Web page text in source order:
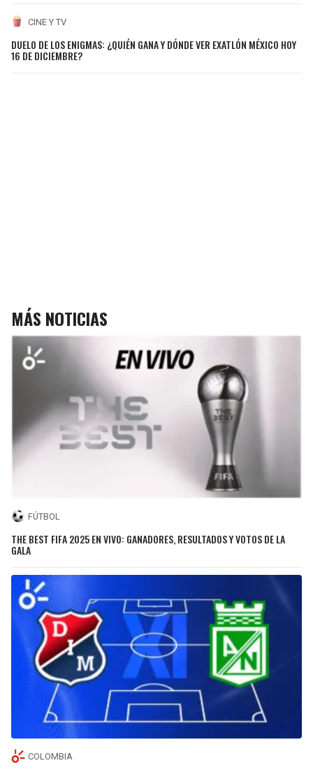
CINE Y TV
DUELO DE LOS ENIGMAS: ¿QUIÉN GANA Y DÓNDE VER EXATLÓN MÉXICO HOY
16 DE DICIEMBRE?
MÁS NOTICIAS
FÚTBOL
THE BEST FIFA 2025 EN VIVO: GANADORES, RESULTADOS Y VOTOS DE LA
GALA
COLOMBIA